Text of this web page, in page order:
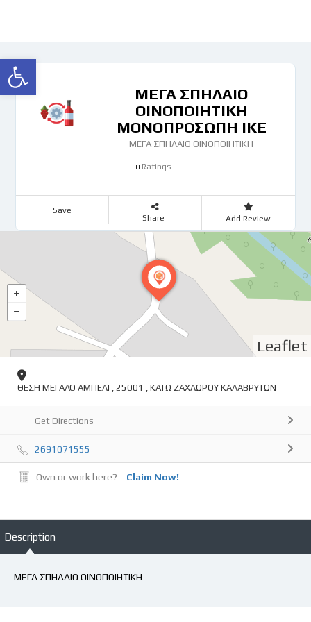
Ανοίξτε τη γραμμή εργαλείων
ΜΕΓΑ ΣΠΗΛΑΙΟ
ΟΙΝΟΠΟΙΗΤΙΚΗ
ΜΟΝΟΠΡΟΣΩΠΗ ΙΚΕ
ΜΕΓΑ ΣΠΗΛΑΙΟ ΟΙΝΟΠΟΙΗΤΙΚΗ
0 Ratings
Save
Share Add Review
Leaflet
ΘΕΣΗ ΜΕΓΑΛΟ ΑΜΠΕΛΙ , 25001 , ΚΑΤΩ ΖΑΧΛΩΡΟΥ ΚΑΛΑΒΡΥΤΩΝ
Get Directions
2691071555
Own or work here? Claim Now!
Description
ΜΕΓΑ ΣΠΗΛΑΙΟ ΟΙΝΟΠΟΙΗΤΙΚΗ